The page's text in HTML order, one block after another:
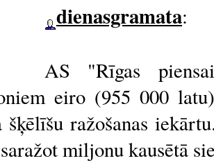
dienasgramata:
AS "Rīgas
eiro (955 000
šķēlīšu ražošanas
miljonu kausētā